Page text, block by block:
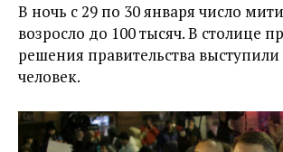
В ночь с 29 по 30 января число
возросло до 100 тысяч. В столице
решения правительства выступили
человек.